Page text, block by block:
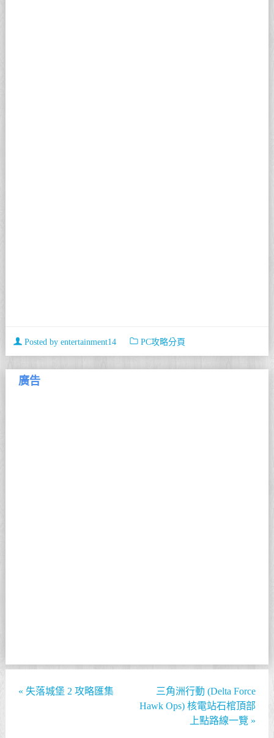
Posted by entertainment14 PC攻略分頁
廣告
« 失落城堡 2 攻略匯集
三角洲行動 (Delta Force
Hawk Ops) 核電站石棺頂部
上點路線一覽 »